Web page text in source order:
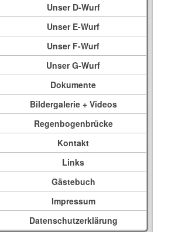
Unser D-Wurf
Unser E-Wurf
Unser F-Wurf
Unser G-Wurf
Dokumente
Bildergalerie + Videos
Regenbogenbrücke
Kontakt
Links
Gästebuch
Impressum
Datenschutzerklärung